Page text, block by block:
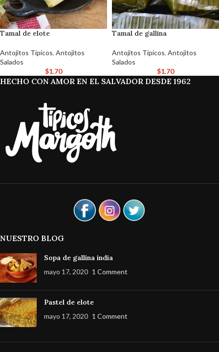
Tamal de elote
Antojitos Típicos, Antojitos
Salados
$1.70
Tamal de gallina
Antojitos Típicos, Antojitos
Salados
$1.70
HECHO CON AMOR EN EL SALVADOR DESDE 1962
NUESTRO BLOG
Sopa de gallina india
mayo 17, 2020 1 Comment
Pastel de elote
mayo 17, 2020 1 Comment